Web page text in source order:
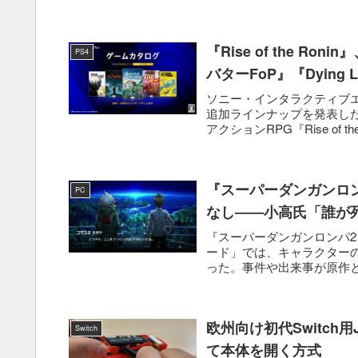
PS4
『Rise of the Ronin
バターFoP』『Dying
ソニー・インタラクティブ
追加ラインナップを発表し
アクションRPG『Rise of
PC
『スーパーダンガン
なし――小高氏「誰が
『スーパーダンガンロン
ード」では、キャラクター
った。事件や出来事が原作
Switch
欧州向け初代Switch
て本体を開く方式